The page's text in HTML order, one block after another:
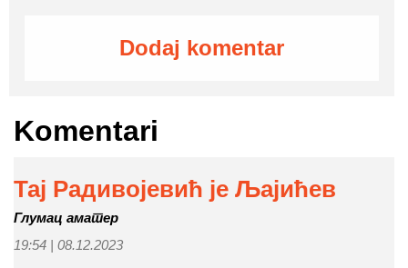
Dodaj komentar
Komentari
Тај Радивојевић је Љајићев
Глумац аматер
19:54 | 08.12.2023